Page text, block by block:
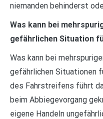
niemanden behinderst
Was kann bei
gefährlichen Situation
Was kann bei
gefährlichen Situationen
des Fahrstreifens führt
beim Abbiegevorgang
eigene Handeln